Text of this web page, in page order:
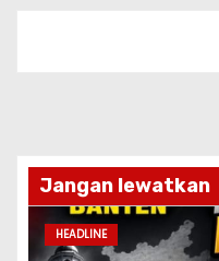
Jangan lewatkan
HEADLINE